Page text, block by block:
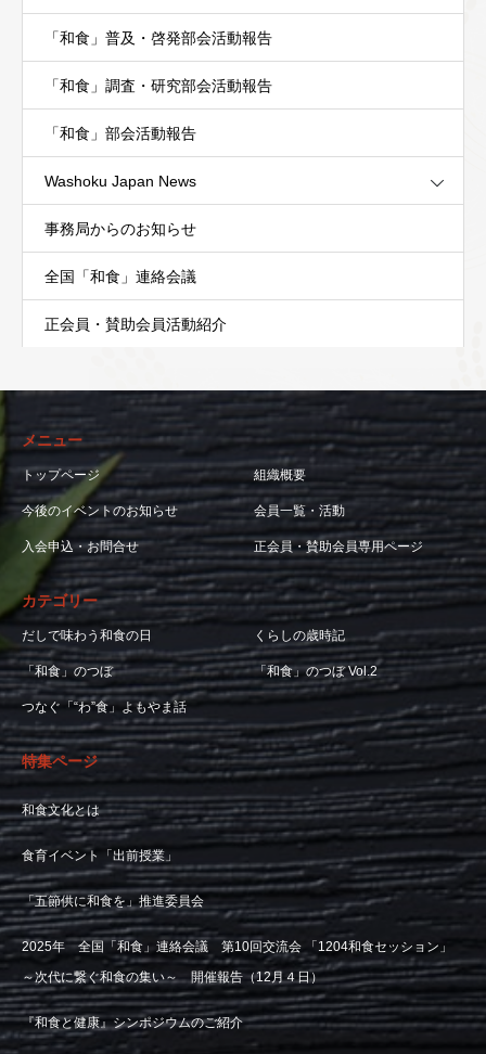
「和食」普及・啓発部会活動報告
「和食」調査・研究部会活動報告
「和食」部会活動報告
Washoku Japan News
事務局からのお知らせ
全国「和食」連絡会議
正会員・賛助会員活動紹介
メニュー
トップページ 組織概要
今後のイベントのお知らせ 会員一覧・活動
入会申込・お問合せ 正会員・賛助会員専用ページ
カテゴリー
だしで味わう和食の日 くらしの歳時記
「和食」のつぼ 「和食」のつぼ Vol.2
つなぐ「“わ”食」よもやま話
特集ページ
和食文化とは
食育イベント「出前授業」
「五節供に和食を」推進委員会
2025年 全国「和食」連絡会議 第10回交流会 「1204和食セッション」
～次代に繋ぐ和食の集い～ 開催報告（12月４日）
『和食と健康』シンポジウムのご紹介